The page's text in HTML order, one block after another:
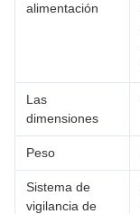
alimentación
Las
dimensiones
Peso
Sistema de
vigilancia de